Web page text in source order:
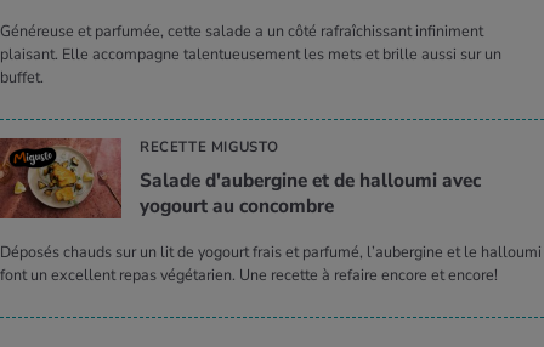
Généreuse et parfumée, cette salade a un côté rafraîchissant infiniment
plaisant. Elle accompagne talentueusement les mets et brille aussi sur un
buffet.
RECETTE MIGUSTO
Salade d'au­ber­gine et de hal­loumi avec
yogourt au concombre
Déposés chauds sur un lit de yogourt frais et parfumé, l’aubergine et le halloumi
font un excellent repas végétarien. Une recette à refaire encore et encore!